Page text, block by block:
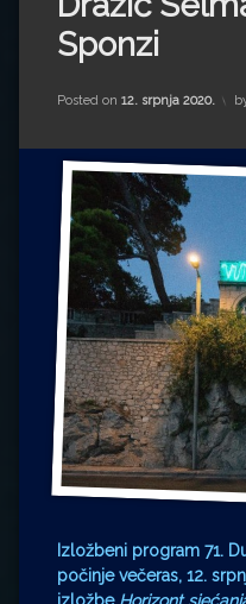
Impressum
Milenko Strižak
Drugi autori
Drugi autori
Ljiljana Lekanić-Kljaić
Željko Krznarić
Mario Lovreković
Miroslav Šantek
Sponzi
Posted on 12. srpnja 2020.
Izložbeni program 71.
počinje večeras, 12.